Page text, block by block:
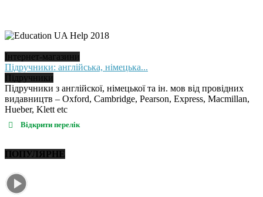
Інтернет-магазини
Підручники: англійська, німецька...
Підручники
Підручники з англійскої, німецької та ін. мов від провідних
видавництв – Oxford, Cambridge, Pearson, Express, Macmillan,
Hueber, Klett etc
Відкрити перелік
ПОПУЛЯРНЕ